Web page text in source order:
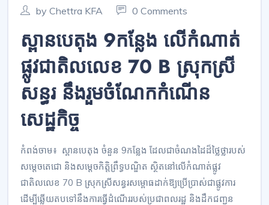
by Chettra KFA 0 Comments
ស្ពានបេតុង 9កន្លែង លើកំណាត់
ផ្លូវជាតិលលេខ 70 B ស្រុកស្រី
សន្ធរ នឹងរួមចំណែកកំណើន
សេដ្ឋកិច្ច
កំពង់ចាម៖ ស្ពានបេតុង ចំនួន 9កន្លែង ដែលជាចំណងដៃដ៏ថ្លៃថ្លារបស់
សម្តេចតេជោ និងសម្តេចកិត្តិព្រឹទ្ធបណ្ឌិត ស្ថិតនៅលើកំណាត់ផ្លូវ
ជាតិលលេខ 70 B ស្រុកស្រីសន្ធរសម្ពោធដាក់ឱ្យប្រើប្រាស់ជាផ្លូវការ
ដើម្បីឆ្លើយតបទៅនឹងការធ្វើដំណើររបស់ប្រជាពលរដ្ឋ និងដឹកជញ្ជូន